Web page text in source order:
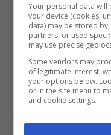
affrontano in
Leggi tutto
Your personal data
your device (cookies,
data) may be stored
partners, or used
may use precise
Some vendors may
of legitimate interest,
your options below.
or in the site menu to
and cookie settings.